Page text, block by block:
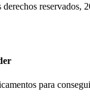
reservados,
para